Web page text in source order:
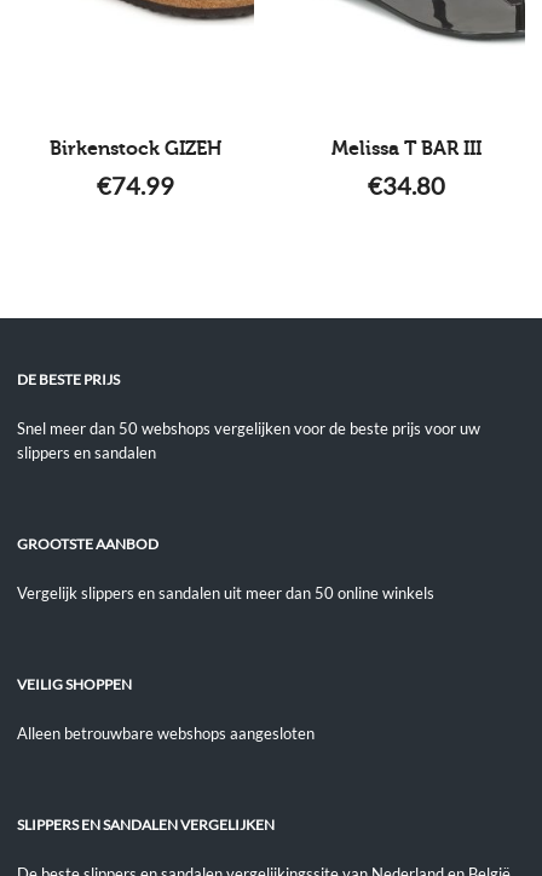
Birkenstock GIZEH
€74.99
Melissa T BAR III
€34.80
DE BESTE PRIJS
Snel meer dan 50 webshops vergelijken voor de beste prijs voor uw
slippers en sandalen
GROOTSTE AANBOD
Vergelijk slippers en sandalen uit meer dan 50 online winkels
VEILIG SHOPPEN
Alleen betrouwbare webshops aangesloten
SLIPPERS EN SANDALEN VERGELIJKEN